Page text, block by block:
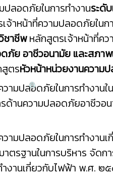
ลอดภัยในการทำงานระดั
จ้าหน้าที่ความปลอดภัยในก
ชาชีพหลักสูตรเจ้าหน้าที่คว
ภัย อาชีวอนามัย และสภา
สูตรหัวหน้าหน่วยงานความ
มปลอดภัยในการทำงาน
รด้านความปลอดภัยอาชีว
ามปลอดภัยในการทำงาน
ตรฐานในการบริหาร จัดก
งานเกี่ยวกับไฟฟ้า พ.ศ. ๒